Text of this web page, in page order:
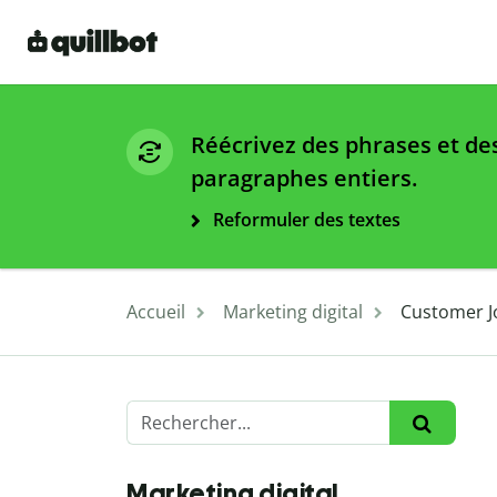
Réécrivez des phrases et
paragraphes entiers.
Reformuler des textes
Accueil Marketing digital Customer